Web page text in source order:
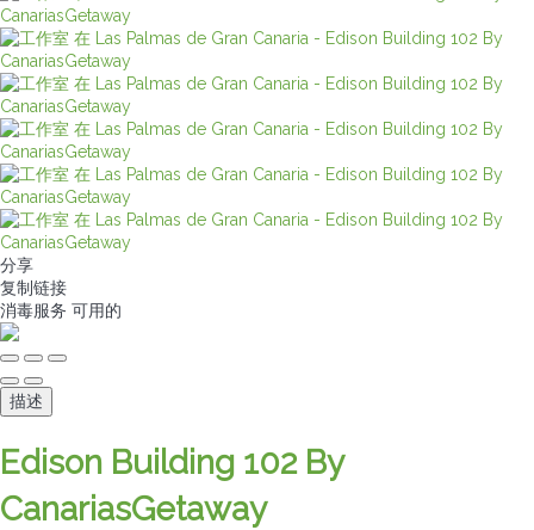
分享
复制链接
消毒服务 可用的
描述
Edison Building 102 By
CanariasGetaway